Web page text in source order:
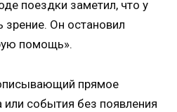
поездки заметил, что у
зрение. Он остановил
помощь».
прямое
или события без появления